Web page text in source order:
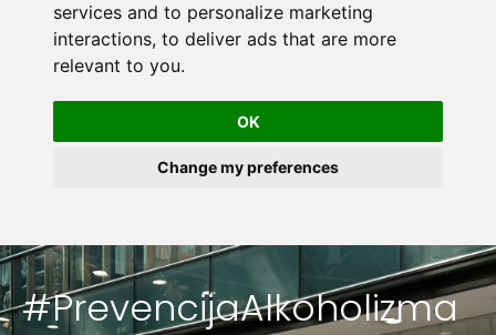
services and to personalize marketing
interactions, to deliver ads that are more
relevant to you.
OK
Change my preferences
#PrevencijaAlkoholizma